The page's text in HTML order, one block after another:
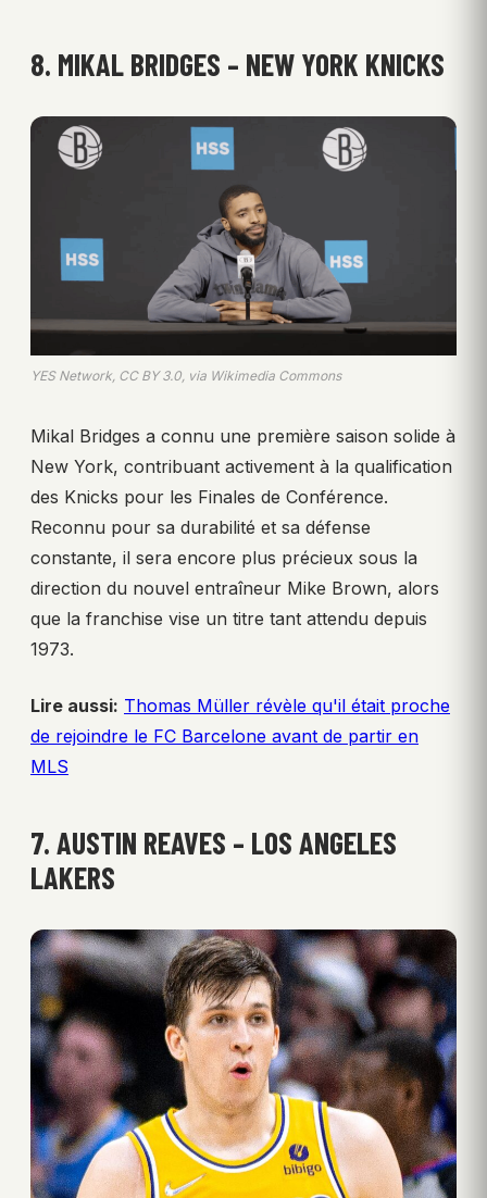
8. MIKAL BRIDGES – NEW YORK KNICKS
YES Network, CC BY 3.0, via Wikimedia Commons
Mikal Bridges a connu une première saison solide à
New York, contribuant activement à la qualification
des Knicks pour les Finales de Conférence.
Reconnu pour sa durabilité et sa défense
constante, il sera encore plus précieux sous la
direction du nouvel entraîneur Mike Brown, alors
que la franchise vise un titre tant attendu depuis
1973.
Lire aussi: Thomas Müller révèle qu'il était proche
de rejoindre le FC Barcelone avant de partir en
MLS
7. AUSTIN REAVES – LOS ANGELES
LAKERS